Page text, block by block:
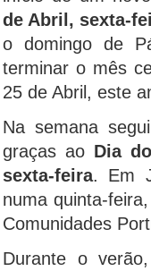
de Abril, sexta-
o domingo de
terminar o mês
25 de Abril, este
Na semana
graças ao Dia
sexta-feira. Em
numa quinta-
Comunidades
Durante o